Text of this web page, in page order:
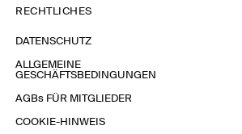
RECHTLICHES
DATENSCHUTZ
ALLGEMEINE
GESCHÄFTSBEDINGUNGEN
AGBs FÜR MITGLIEDER
COOKIE-HINWEIS